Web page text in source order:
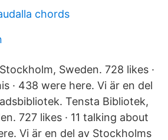
chords
Sweden. 728 likes ·
· 438 were here. Vi är en del
Tensta Bibliotek,
727 likes · 11 talking about
Vi är en del av Stockholms